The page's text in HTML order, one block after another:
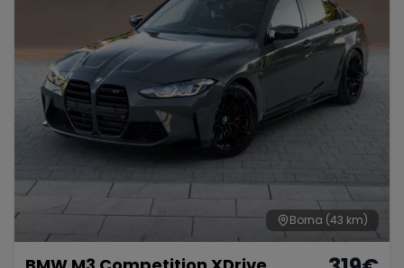
Ford Jaguar
Tesla Chevrolet Dodge
Bentley Rolls Royce Aston Martin
Borna (43 km)